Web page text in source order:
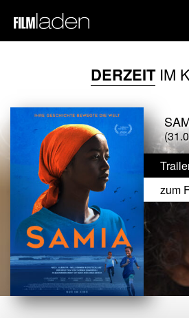
DERZEITIM
zum